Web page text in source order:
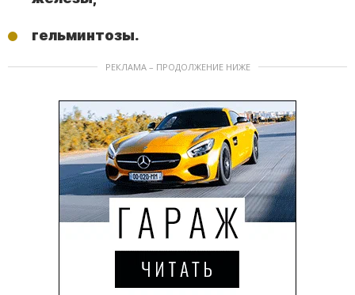
гельминтозы.
РЕКЛАМА – ПРОДОЛЖЕНИЕ НИЖЕ